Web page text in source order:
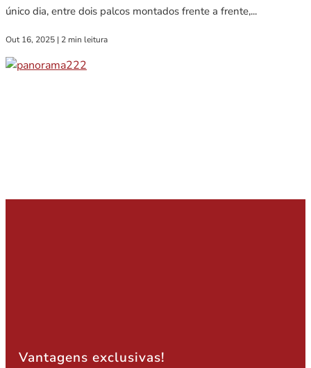
único dia, entre dois palcos montados frente a frente,...
Out 16, 2025 | 2 min leitura
Vantagens exclusivas!